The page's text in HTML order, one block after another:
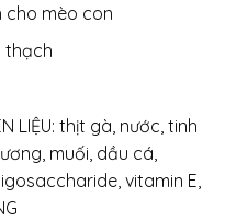
cho mèo con
thạch
LIỆU: thịt gà, nước, tinh
muối, dầu cá,
vitamin E,